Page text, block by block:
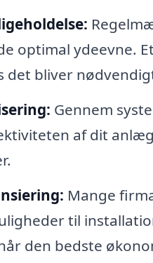
optimal ydeevne.
det bliver
Gennem
af dit
Mange
til
den bedste